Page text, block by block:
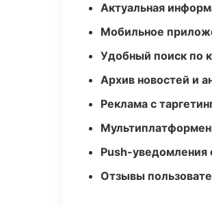
Актуальная
Мобильное
Удобный поиск по
Архив новостей и
Реклама с
Push-
Отзывы